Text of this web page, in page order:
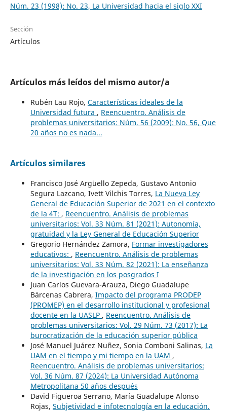
Núm. 23 (1998): No. 23, La Universidad hacia el siglo XXI
Sección
Artículos
Artículos más leídos del mismo autor/a
Rubén Lau Rojo, Características ideales de la
Universidad futura , Reencuentro. Análisis de
problemas universitarios: Núm. 56 (2009): No. 56, Que
20 años no es nada...
Artículos similares
Francisco José Argüello Zepeda, Gustavo Antonio
Segura Lazcano, Ivett Vilchis Torres, La Nueva Ley
General de Educación Superior de 2021 en el contexto
de la 4T: , Reencuentro. Análisis de problemas
universitarios: Vol. 33 Núm. 81 (2021): Autonomía,
gratuidad y la Ley General de Educación Superior
Gregorio Hernández Zamora, Formar investigadores
educativos: , Reencuentro. Análisis de problemas
universitarios: Vol. 33 Núm. 82 (2021): La enseñanza
de la investigación en los posgrados I
Juan Carlos Guevara-Arauza, Diego Guadalupe
Bárcenas Cabrera, Impacto del programa PRODEP
(PROMEP) en el desarrollo institucional y profesional
docente en la UASLP , Reencuentro. Análisis de
problemas universitarios: Vol. 29 Núm. 73 (2017): La
burocratización de la educación superior pública
José Manuel Juárez Nuñez, Sonia Comboni Salinas, La
UAM en el tiempo y mi tiempo en la UAM ,
Reencuentro. Análisis de problemas universitarios:
Vol. 36 Núm. 87 (2024): La Universidad Autónoma
Metropolitana 50 años después
David Figueroa Serrano, María Guadalupe Alonso
Rojas, Subjetividad e infotecnología en la educación.